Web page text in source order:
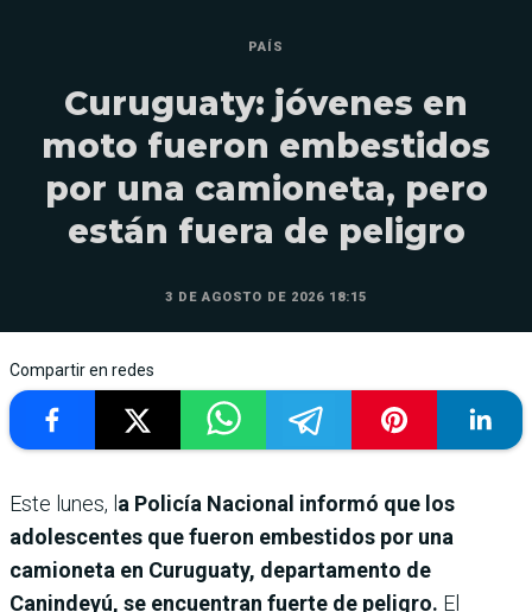
PAÍS
Curuguaty: jóvenes en
moto fueron embestidos
por una camioneta, pero
están fuera de peligro
3 DE AGOSTO DE 2026 18:15
Compartir en redes
Este lunes, la Policía Nacional informó que los
adolescentes que fueron embestidos por una
camioneta en Curuguaty, departamento de
Canindeyú, se encuentran fuerte de peligro. El